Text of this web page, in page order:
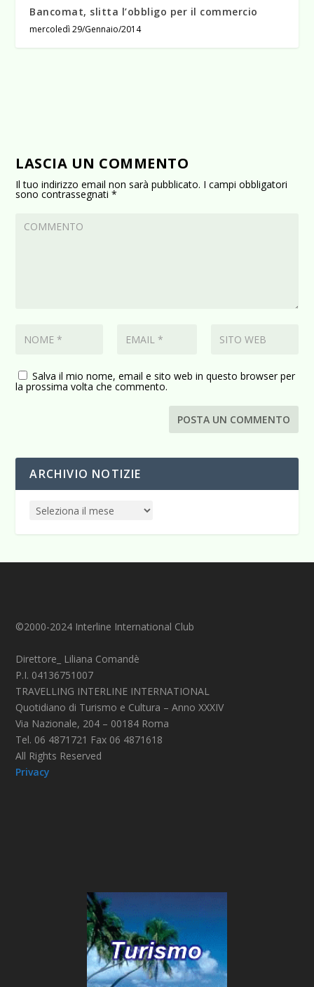
Bancomat, slitta l’obbligo per il commercio
mercoledì 29/Gennaio/2014
LASCIA UN COMMENTO
Il tuo indirizzo email non sarà pubblicato. I campi obbligatori
sono contrassegnati*
Salva il mio nome, email e sito web in questo browser per
la prossima volta che commento.
ARCHIVIO NOTIZIE
©2000-2024 Interline International Club
Direttore_ Liliana Comandè
P.I. 04136751007
TRAVELLING INTERLINE INTERNATIONAL
Quotidiano di Turismo e Cultura – Anno XXXIV
Via Nazionale, 204 – 00184 Roma
Tel. 06 4871721 Fax 06 4871618
All Rights Reserved
Privacy